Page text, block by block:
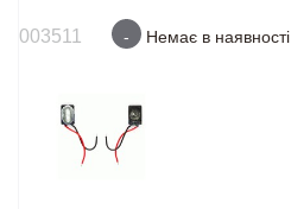
003511 - Немає в наявності